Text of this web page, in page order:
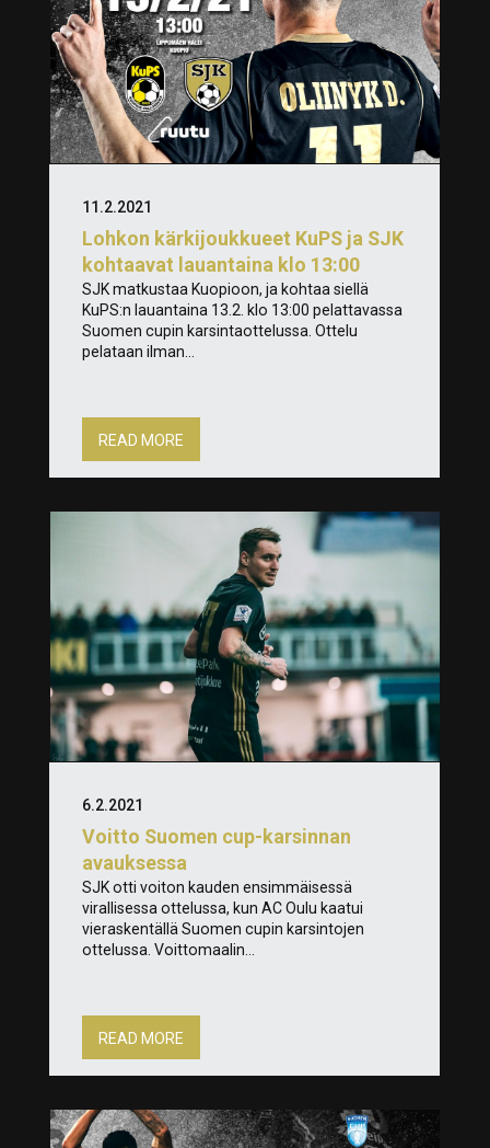
Lohkon kärkijoukkueet KuPS ja SJK
kohtaavat lauantaina klo 13:00
11.2.2021
SJK matkustaa Kuopioon, ja kohtaa siellä
KuPS:n lauantaina 13.2. klo 13:00 pelattavassa
Suomen cupin karsintaottelussa. Ottelu
pelataan ilman...
READ MORE
Voitto Suomen cup-karsinnan
avauksessa
6.2.2021
SJK otti voiton kauden ensimmäisessä
virallisessa ottelussa, kun AC Oulu kaatui
vieraskentällä Suomen cupin karsintojen
ottelussa. Voittomaalin...
READ MORE